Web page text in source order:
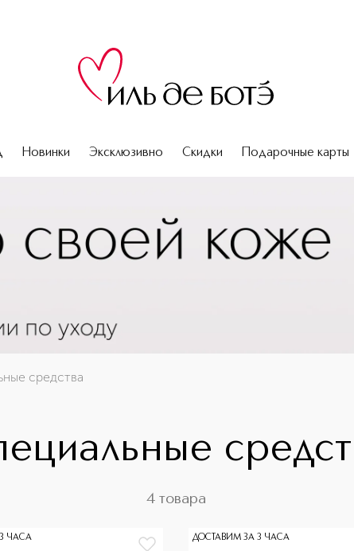
Новинки Эксклюзивно Скидки Подарочные карты
полости рта
средства
4 товара
ЧАСА ДОСТАВИМ ЗА 3 ЧАСА